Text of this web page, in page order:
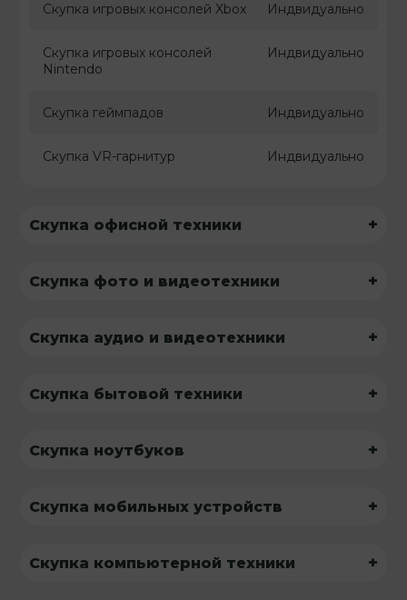
Скупка игровых консолей Xbox Индвидуально
Скупка игровых консолей
Nintendo
Индвидуально
Скупка геймпадов Индвидуально
Скупка VR-гарнитур Индвидуально
Скупка офисной техники +
Скупка фото и видеотехники +
Скупка аудио и видеотехники +
Скупка бытовой техники +
Скупка ноутбуков +
Скупка мобильных устройств +
Скупка компьютерной техники +